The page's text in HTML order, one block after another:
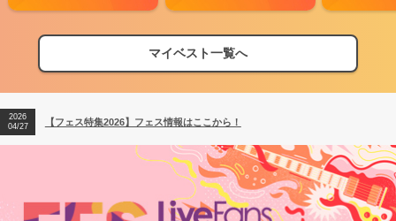
マイベスト一覧へ
【フェス特集2026】フェス情報はここから！
【ライブ動員ランキング】2026年上半期編発表！
2026
04/27
【フェス特集2026】フェス情報はここから！
2026
【ライブ動員ランキング】2026年上半期編発表！